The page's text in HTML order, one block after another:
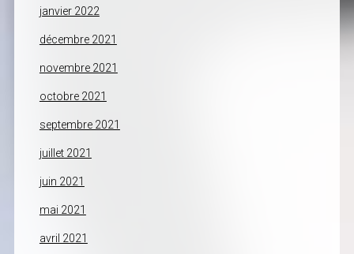
janvier 2022
décembre 2021
novembre 2021
octobre 2021
septembre 2021
juillet 2021
juin 2021
mai 2021
avril 2021